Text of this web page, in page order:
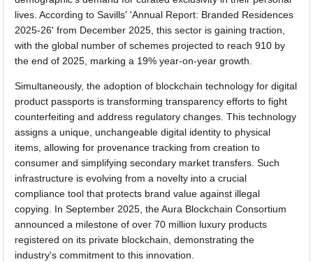
lives. According to Savills' 'Annual Report: Branded Residences
2025-26' from December 2025, this sector is gaining traction,
with the global number of schemes projected to reach 910 by
the end of 2025, marking a 19% year-on-year growth.
Simultaneously, the adoption of blockchain technology for digital
product passports is transforming transparency efforts to fight
counterfeiting and address regulatory changes. This technology
assigns a unique, unchangeable digital identity to physical
items, allowing for provenance tracking from creation to
consumer and simplifying secondary market transfers. Such
infrastructure is evolving from a novelty into a crucial
compliance tool that protects brand value against illegal
copying. In September 2025, the Aura Blockchain Consortium
announced a milestone of over 70 million luxury products
registered on its private blockchain, demonstrating the
industry's commitment to this innovation.